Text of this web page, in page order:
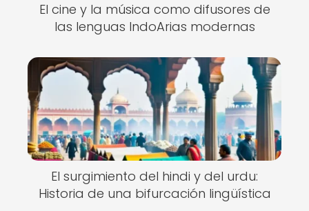
El cine y la música como difusores de
las lenguas IndoArias modernas
El surgimiento del hindi y del urdu:
Historia de una bifurcación lingüística